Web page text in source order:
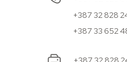
+387 32 828
+387 33 652